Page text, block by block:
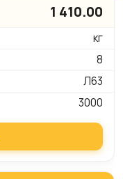
1 410.00
кг
8
Л63
3000